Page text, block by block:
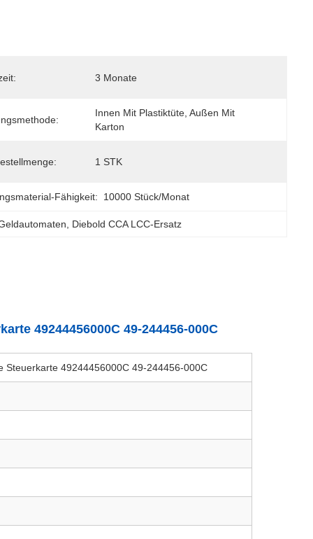
3 Monate
Innen Mit Plastiktüte, Außen Mit
Karton
1 STK
Fähigkeit: 10000 Stück/Monat
Diebold CCA LCC-Ersatz
49244456000C 49-244456-000C
Steuerkarte 49244456000C 49-244456-000C